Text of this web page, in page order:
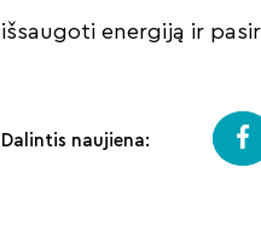
išsaugoti energiją ir
Dalintis naujiena: